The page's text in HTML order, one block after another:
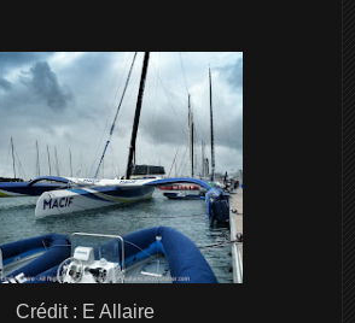
Crédit : E Allaire